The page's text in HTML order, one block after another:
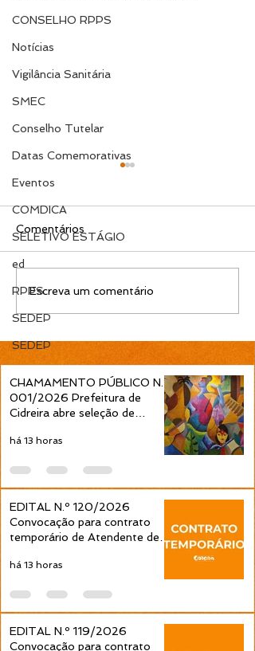
CONSELHO RPPS
Notícias
Vigilância Sanitária
SMEC
Conselho Tutelar
Datas Comemorativas
Eventos
COMDICA
SELETIVO ESTÁGIO
ed
RPPS
SEDEP
SEDEP
EDITAL 003/2025 –
FMSS
Comentários
Escreva um comentário
CHAMAMENTO PÚBLICO N.º
001/2026 Prefeitura de
Cidreira abre seleção de
projetos culturais pela Política
Nacional Aldir Blanc
há 13 horas
EDITAL N.º 120/2026
Convocação para contrato
temporário de Atendente de
pela Prefeitura de Cidreira
há 13 horas
EDITAL N.º 119/2026
Convocação para contrato